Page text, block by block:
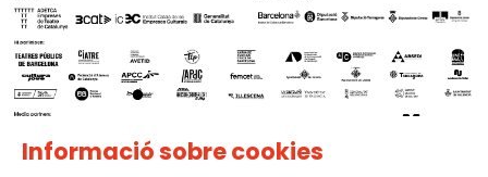
Informació sobre cookies